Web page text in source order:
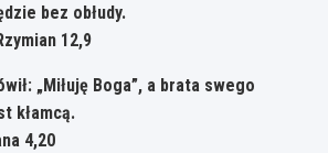
bez obłudy.
12,9
„Miłuję Boga”, a brata swego
kłamcą.
4,20